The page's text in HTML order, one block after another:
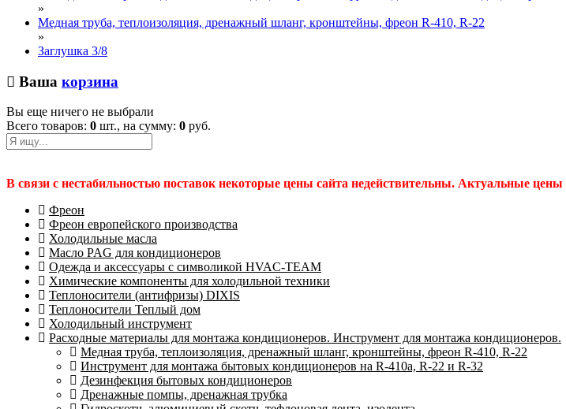
»
Медная труба, теплоизоляция, дренажный шланг, кронштейны, фреон R-410, R-22
»
Заглушка 3/8
Ваша корзина
Вы еще ничего не выбрали
Всего товаров: 0 шт., на сумму: 0 руб.
В связи с нестабильностью поставок некоторые цены сайта недействительны. Актуальные
Фреон
Фреон европейского производства
Холодильные масла
Масло PAG для кондиционеров
Одежда и аксессуары с символикой HVAC-TEAM
Химические компоненты для холодильной техники
Теплоносители (антифризы) DIXIS
Теплоносители Теплый дом
Холодильный инструмент
Расходные материалы для монтажа кондиционеров. Инструмент для монтажа кондиционеров.
Медная труба, теплоизоляция, дренажный шланг, кронштейны, фреон R-410, R-22
Инструмент для монтажа бытовых кондиционеров на R-410а, R-22 и R-32
Дезинфекция бытовых кондиционеров
Дренажные помпы, дренажная трубка